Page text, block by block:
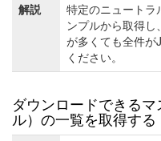
解説
特定のニュートラ
ンプルから取得
が多くても全件が
ください。
ダウンロードできる
ル）の一覧を取得する